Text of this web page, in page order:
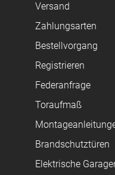
Versand
Zahlungsarten
Bestellvorgang
Registrieren
Federanfrage
Toraufmaß
Brandschutztüren
Elektrische